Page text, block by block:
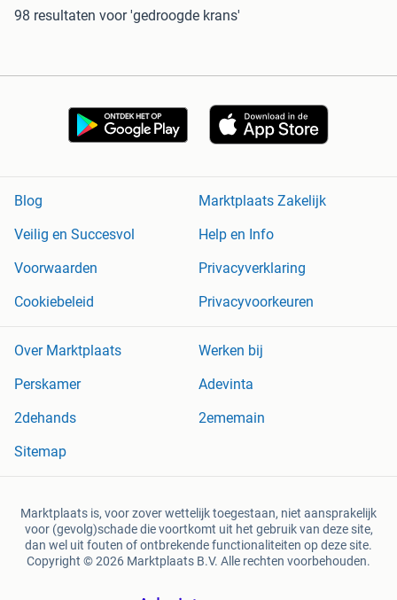
98 resultaten voor 'gedroogde krans'
Blog
Marktplaats Zakelijk
Veilig en Succesvol
Help en Info
Voorwaarden
Privacyverklaring
Cookiebeleid
Privacyvoorkeuren
Over Marktplaats
Werken bij
Perskamer
Adevinta
2dehands
2ememain
Sitemap
Marktplaats is, voor zover wettelijk toegestaan, niet aansprakelijk
voor (gevolg)schade die voortkomt uit het gebruik van deze site,
dan wel uit fouten of ontbrekende functionaliteiten op deze site.
Copyright © 2026 Marktplaats B.V. Alle rechten voorbehouden.